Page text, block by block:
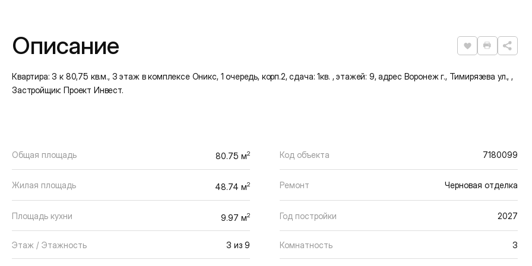
Описание Нравится
Квартира: 3 к 80,75 кв.м., 3 этаж в комплексе Оникс, 1 очередь, корп.2, сдача: 1кв. , этажей: 9, адрес Воронеж г., Тимирязева ул., ,
Застройщик: Проект Инвест.
Общая площадь 80.75 м2 Код объекта 7180099
Жилая площадь 48.74 м2 Ремонт Черновая отделка
Площадь кухни 9.97 м2 Год постройки 2027
Этаж / Этажность 3 из 9 Комнатность 3